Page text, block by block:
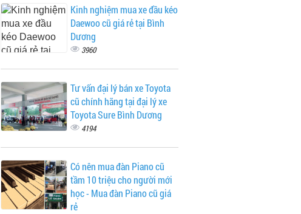
Kinh nghiệm mua xe đầu kéo
Daewoo cũ giá rẻ tại Bình
Dương
3960
Tư vấn đại lý bán xe Toyota
cũ chính hãng tại đại lý xe
Toyota Sure Bình Dương
4194
Có nên mua đàn Piano cũ
tầm 10 triệu cho người mới
học - Mua đàn Piano cũ giá
rẻ